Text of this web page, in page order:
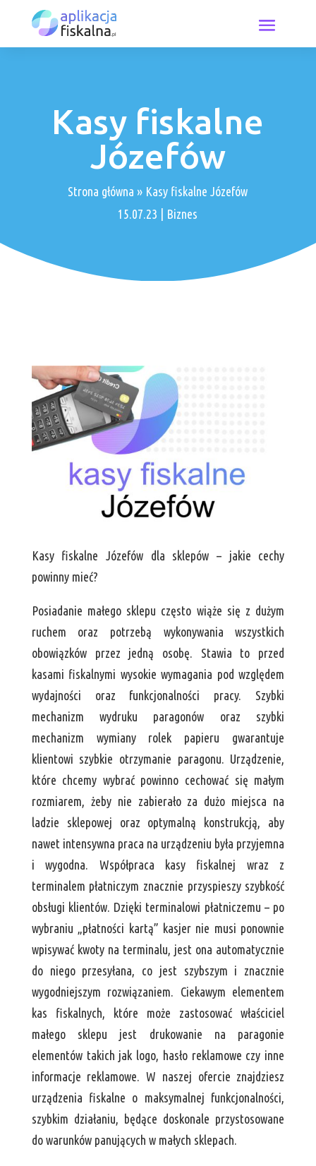
Kasy fiskalne
Józefów
Strona główna » Kasy fiskalne Józefów
15.07.23
Biznes
Kasy fiskalne Józefów dla sklepów – jakie cechy
powinny mieć?
Posiadanie małego sklepu często wiąże się z dużym
ruchem oraz potrzebą wykonywania wszystkich
obowiązków przez jedną osobę. Stawia to przed
kasami fiskalnymi wysokie wymagania pod względem
wydajności oraz funkcjonalności pracy. Szybki
mechanizm wydruku paragonów oraz szybki
mechanizm wymiany rolek papieru gwarantuje
klientowi szybkie otrzymanie paragonu. Urządzenie,
które chcemy wybrać powinno cechować się małym
rozmiarem, żeby nie zabierało za dużo miejsca na
ladzie sklepowej oraz optymalną konstrukcją, aby
nawet intensywna praca na urządzeniu była przyjemna
i wygodna. Współpraca kasy fiskalnej wraz z
terminalem płatniczym znacznie przyspieszy szybkość
obsługi klientów. Dzięki terminalowi płatniczemu – po
wybraniu „płatności kartą” kasjer nie musi ponownie
wpisywać kwoty na terminalu, jest ona automatycznie
do niego przesyłana, co jest szybszym i znacznie
wygodniejszym rozwiązaniem. Ciekawym elementem
kas fiskalnych, które może zastosować właściciel
małego sklepu jest drukowanie na paragonie
elementów takich jak logo, hasło reklamowe czy inne
informacje reklamowe. W naszej ofercie znajdziesz
urządzenia fiskalne o maksymalnej funkcjonalności,
szybkim działaniu, będące doskonale przystosowane
do warunków panujących w małych sklepach.